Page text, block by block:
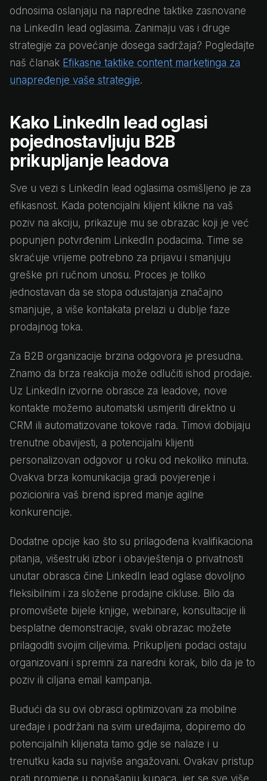
odnosima oslanjaju na napredne taktike zasnovane
na LinkedIn lead oglasima. Zanimaju vas i druge
strategije za povećanje dosega sadržaja? Pogledajte
naš članak Efikasne taktike content marketinga za
unapređenje vaše strategije.
Kako LinkedIn lead oglasi
pojednostavljuju B2B
prikupljanje leadova
Sve u vezi s LinkedIn lead oglasima osmišljeno je za
efikasnost. Kada potencijalni klijent klikne na vaš
poziv na akciju, prikazuje mu se obrazac koji je već
popunjen potvrđenim LinkedIn podacima. Time se
skraćuje vrijeme potrebno za prijavu i smanjuju
greške pri ručnom unosu. Proces je toliko
jednostavan da se stopa odustajanja značajno
smanjuje, a više kontakata prelazi u dublje faze
prodajnog toka.
Za B2B organizacije brzina odgovora je presudna.
Znamo da brza reakcija može odlučiti ishod prodaje.
Uz LinkedIn izvorne obrasce za leadove, nove
kontakte možemo automatski usmjeriti direktno u
CRM ili automatizovane tokove rada. Timovi dobijaju
trenutne obavijesti, a potencijalni klijenti
personalizovan odgovor u roku od nekoliko minuta.
Ovakva brza komunikacija gradi povjerenje i
pozicionira vaš brend ispred manje agilne
konkurencije.
Dodatne opcije kao što su prilagođena kvalifikaciona
pitanja, višestruki izbor i obavještenja o privatnosti
unutar obrasca čine LinkedIn lead oglase dovoljno
fleksibilnim i za složene prodajne cikluse. Bilo da
promovišete bijele knjige, webinare, konsultacije ili
besplatne demonstracije, svaki obrazac možete
prilagoditi svojim ciljevima. Prikupljeni podaci ostaju
organizovani i spremni za naredni korak, bilo da je to
poziv ili ciljana email kampanja.
Budući da su ovi obrasci optimizovani za mobilne
uređaje i podržani na svim uređajima, dopiremo do
potencijalnih klijenata tamo gdje se nalaze i u
trenutku kada su najviše angažovani. Ovakav pristup
prati promjene u ponašanju kupaca, jer se sve više